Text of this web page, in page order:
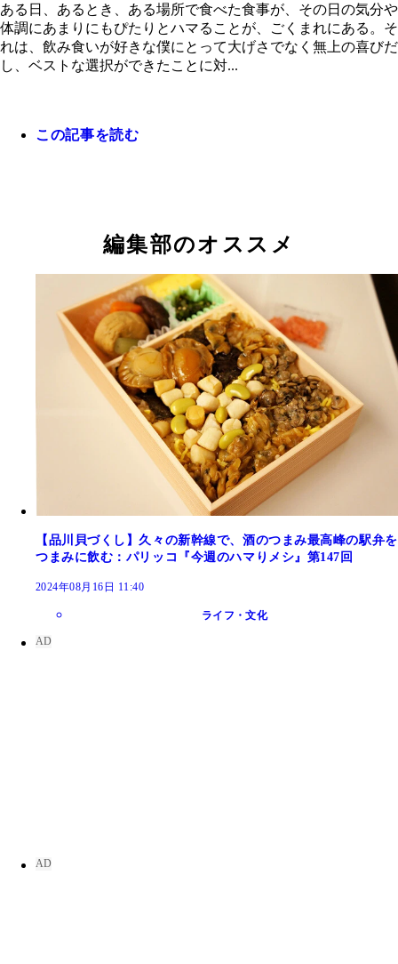
ある日、あるとき、ある場所で食べた食事が、その日の気分や
体調にあまりにもぴたりとハマることが、ごくまれにある。そ
れは、飲み食いが好きな僕にとって大げさでなく無上の喜びだ
し、ベストな選択ができたことに対...
この記事を読む
編集部のオススメ
【品川貝づくし】久々の新幹線で、酒のつまみ最高峰の駅弁を
つまみに飲む：パリッコ『今週のハマりメシ』第147回
2024年08月16日 11:40
ライフ・文化